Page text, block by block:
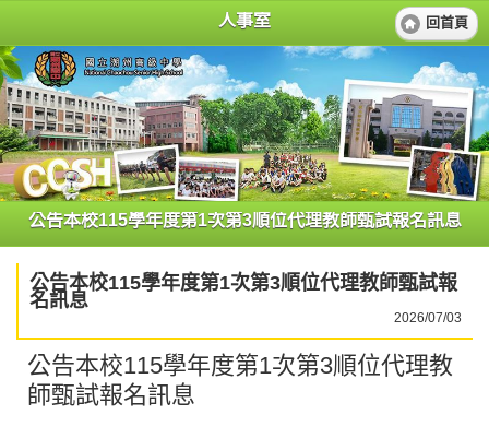
人事室 回首頁
公告本校115學年度第1次第3順位代理教師甄試報名訊息
公告本校115學年度第1次第3順位代理教師甄試報
名訊息
2026/07/03
公告本校115學年度第1次第3順位代理教
師甄試報名訊息